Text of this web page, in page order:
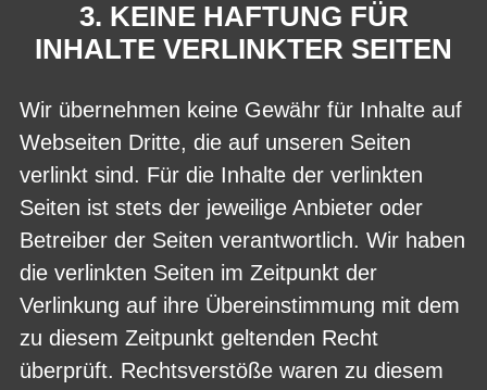
3. KEINE HAFTUNG FÜR
INHALTE VERLINKTER SEITEN
Wir übernehmen keine Gewähr für Inhalte auf
Webseiten Dritte, die auf unseren Seiten
verlinkt sind. Für die Inhalte der verlinkten
Seiten ist stets der jeweilige Anbieter oder
Betreiber der Seiten verantwortlich. Wir haben
die verlinkten Seiten im Zeitpunkt der
Verlinkung auf ihre Übereinstimmung mit dem
zu diesem Zeitpunkt geltenden Recht
überprüft. Rechtsverstöße waren zu diesem